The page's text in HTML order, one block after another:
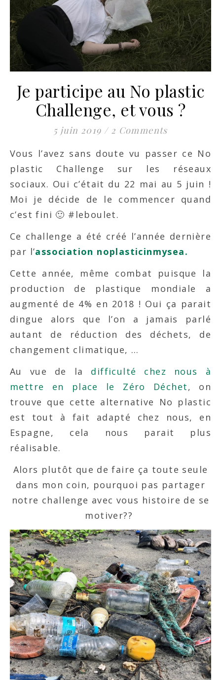
Je participe au No plastic
Challenge, et vous ?
5 juin 2019 / 2 Comments
Vous l’avez sans doute vu passer ce No
plastic Challenge
sur les réseaux
sociaux. Oui c’était du 22 mai au 5 juin !
Moi je décide de le commencer quand
c’est fini 🙂 #leboulet.
Ce challenge a été créé l’année dernière
par l’association noplasticinmysea.
Cette année, même combat puisque la
production de plastique mondiale a
augmenté de 4% en 2018 ! Oui ça parait
dingue alors que l’on a jamais parlé
autant de réduction des déchets, de
changement climatique, …
Au vue de la difficulté chez nous à
mettre en place le Zéro Déchet, on
trouve que cette alternative No plastic
est tout à fait adapté chez nous, en
Espagne, cela nous parait plus
réalisable.
Alors plutôt que de faire ça toute seule
dans mon coin, pourquoi pas partager
notre challenge avec vous histoire de se
motiver??